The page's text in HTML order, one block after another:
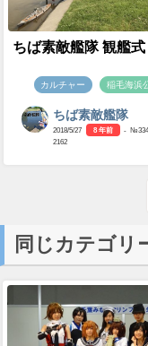
ちば素敵艦隊 観艦式
カルチャー 稲毛海浜
ちば素敵艦隊
2018/5/27 8 年前
-
2162
同じカテゴリ